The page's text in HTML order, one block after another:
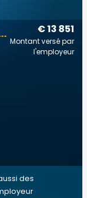
€ 13 851
Montant versé par
l'employeur
des